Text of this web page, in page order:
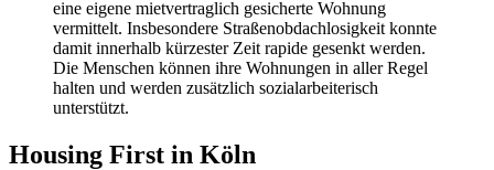
eine eigene mietvertraglich gesicherte Wohnung
vermittelt. Insbesondere Straßenobdachlosigkeit konnte
damit innerhalb kürzester Zeit rapide gesenkt werden.
Die Menschen können ihre Wohnungen in aller Regel
halten und werden zusätzlich sozialarbeiterisch
unterstützt.
Housing First in Köln